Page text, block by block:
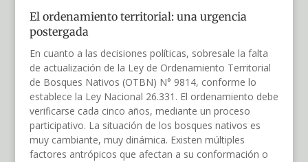
El ordenamiento territorial: una urgencia
postergada
En cuanto a las decisiones políticas, sobresale la falta
de actualización de la Ley de Ordenamiento Territorial
de Bosques Nativos (OTBN) N° 9814, conforme lo
establece la Ley Nacional 26.331. El ordenamiento debe
verificarse cada cinco años, mediante un proceso
participativo. La situación de los bosques nativos es
muy cambiante, muy dinámica. Existen múltiples
factores antrópicos que afectan a su conformación o